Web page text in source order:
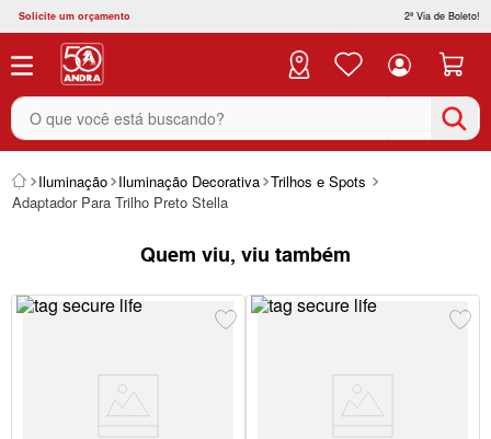
Solicite um orçamento 2ª Via de Boleto!
O que você está buscando?
Iluminação Iluminação Decorativa Trilhos e Spots
Adaptador Para Trilho Preto Stella
Quem viu, viu também